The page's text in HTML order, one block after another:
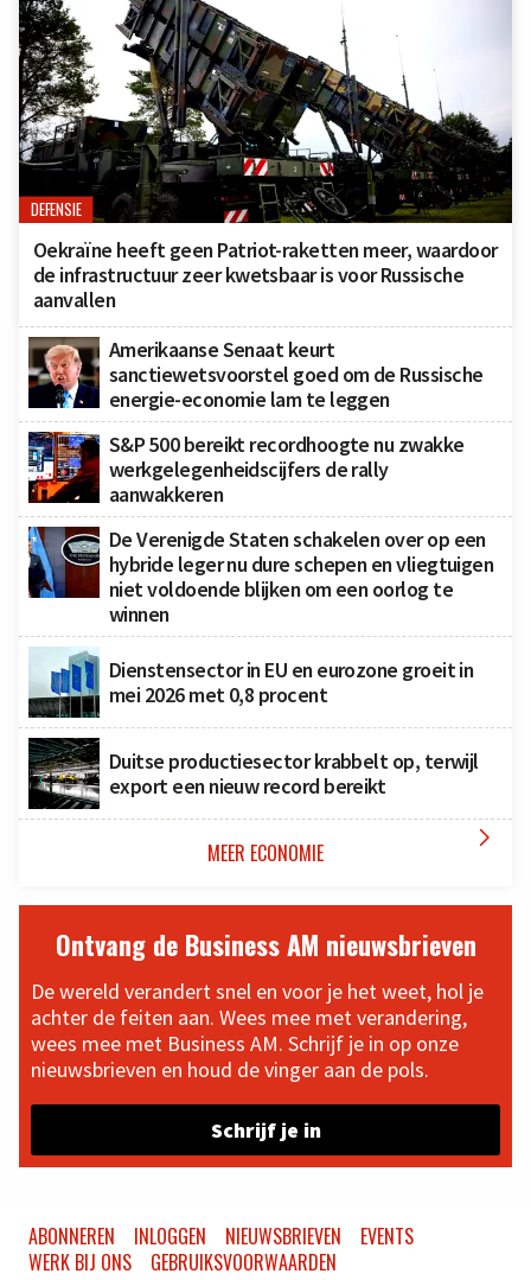
DEFENSIE
Oekraïne heeft geen Patriot-raketten meer, waardoor
de infrastructuur zeer kwetsbaar is voor Russische
aanvallen
Amerikaanse Senaat keurt
sanctiewetsvoorstel goed om de Russische
energie-economie lam te leggen
S&P 500 bereikt recordhoogte nu zwakke
werkgelegenheidscijfers de rally
aanwakkeren
De Verenigde Staten schakelen over op een
hybride leger nu dure schepen en vliegtuigen
niet voldoende blijken om een oorlog te
winnen
Dienstensector in EU en eurozone groeit in
mei 2026 met 0,8 procent
Duitse productiesector krabbelt op, terwijl
export een nieuw record bereikt
MEER ECONOMIE 
Ontvang de Business AM nieuwsbrieven
De wereld verandert snel en voor je het weet, hol je
achter de feiten aan. Wees mee met verandering,
wees mee met Business AM. Schrijf je in op onze
nieuwsbrieven en houd de vinger aan de pols.
Schrijf je in
ABONNEREN INLOGGEN NIEUWSBRIEVEN
EVENTS
WERK BIJ ONS
GEBRUIKSVOORWAARDEN